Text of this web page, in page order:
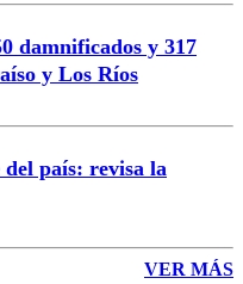
damnificados y 317
y Los Ríos
país: revisa la
VER MÁS